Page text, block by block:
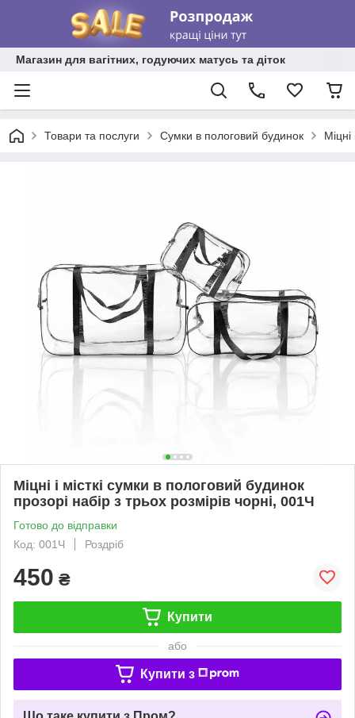
Магазин для вагітних, годуючих матусь та діток
Товари та послуги Сумки в пологовий будинок
Міцні і місткі сумки в пологовий будинок
прозорі набір з трьох розмірів чорні, 001Ч
Готово до відправки
Код: 001Ч
Роздріб
450 ₴
Купити
або
Купити з